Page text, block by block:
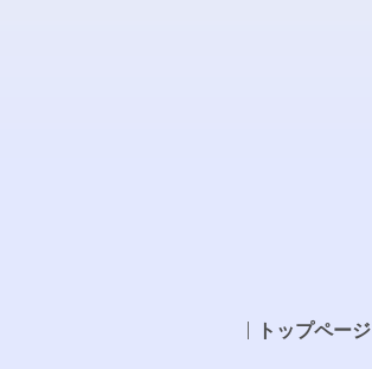
トップページ